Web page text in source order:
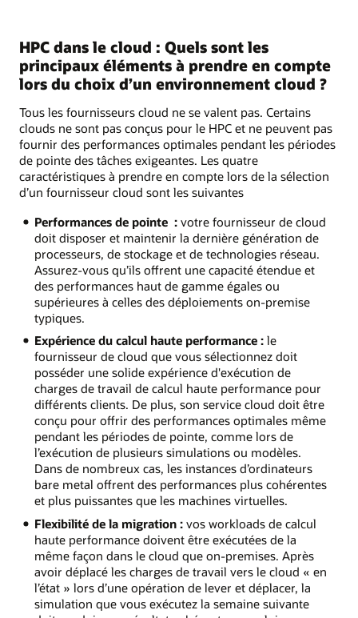
HPC dans le cloud : Quels sont les
principaux éléments à prendre en compte
lors du choix d’un environnement cloud ?
Tous les fournisseurs cloud ne se valent pas. Certains
clouds ne sont pas conçus pour le HPC et ne peuvent pas
fournir des performances optimales pendant les périodes
de pointe des tâches exigeantes. Les quatre
caractéristiques à prendre en compte lors de la sélection
d’un fournisseur cloud sont les suivantes
Performances de pointe :votre fournisseur de cloud
doit disposer et maintenir la dernière génération de
processeurs, de stockage et de technologies réseau.
Assurez-vous qu’ils offrent une capacité étendue et
des performances haut de gamme égales ou
supérieures à celles des déploiements on-premise
typiques.
Expérience du calcul haute performance :le
fournisseur de cloud que vous sélectionnez doit
posséder une solide expérience d'exécution de
charges de travail de calcul haute performance pour
différents clients. De plus, son service cloud doit être
conçu pour offrir des performances optimales même
pendant les périodes de pointe, comme lors de
l’exécution de plusieurs simulations ou modèles.
Dans de nombreux cas, les instances d’ordinateurs
bare metal offrent des performances plus cohérentes
et plus puissantes que les machines virtuelles.
Flexibilité de la migration :vos workloads de calcul
haute performance doivent être exécutées de la
même façon dans le cloud que on-premises. Après
avoir déplacé les charges de travail vers le cloud « en
l’état » lors d’une opération de lever et déplacer, la
simulation que vous exécutez la semaine suivante